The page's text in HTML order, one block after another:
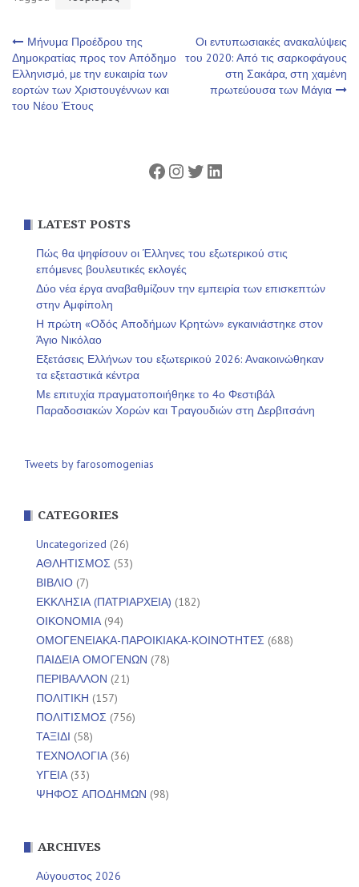
Πλοήγηση
άρθρων
Μήνυμα Προέδρου της
Δημοκρατίας προς τον Απόδημο
Ελληνισμό, με την ευκαιρία των
εορτών των Χριστουγέννων και
του Νέου Έτους
Οι εντυπωσιακές ανακαλύψεις
του 2020: Από τις σαρκοφάγους
στη Σακάρα, στη χαμένη
πρωτεύουσα των Μάγια
Facebook
Instagram
Twitter
Linkedin
LATEST POSTS
Πώς θα ψηφίσουν οι Έλληνες του εξωτερικού στις
επόμενες βουλευτικές εκλογές
Δύο νέα έργα αναβαθμίζουν την εμπειρία των επισκεπτών
στην Αμφίπολη
Η πρώτη «Οδός Αποδήμων Κρητών» εγκαινιάστηκε στον
Άγιο Νικόλαο
Εξετάσεις Ελλήνων του εξωτερικού 2026: Ανακοινώθηκαν
τα εξεταστικά κέντρα
Με επιτυχία πραγματοποιήθηκε το 4ο Φεστιβάλ
Παραδοσιακών Χορών και Τραγουδιών στη Δερβιτσάνη
Tweets by farosomogenias
CATEGORIES
Uncategorized (26)
ΑΘΛΗΤΙΣΜΟΣ (53)
ΒΙΒΛΙΟ (7)
ΕΚΚΛΗΣΙΑ (ΠΑΤΡΙΑΡΧΕΙΑ) (182)
ΟΙΚΟΝΟΜΙΑ(94)
ΟΜΟΓΕΝΕΙΑΚΑ-ΠΑΡΟΙΚΙΑΚΑ-ΚΟΙΝΟΤΗΤΕΣ (688)
ΠΑΙΔΕΙΑ ΟΜΟΓΕΝΩΝ (78)
ΠΕΡΙΒΑΛΛΟΝ (21)
ΠΟΛΙΤΙΚΗ (157)
ΠΟΛΙΤΙΣΜΟΣ (756)
ΤΑΞΙΔΙ (58)
ΤΕΧΝΟΛΟΓΙΑ(36)
ΥΓΕΙΑ(33)
ΨΗΦΟΣ ΑΠΟΔΗΜΩΝ (98)
ARCHIVES
Αύγουστος 2026